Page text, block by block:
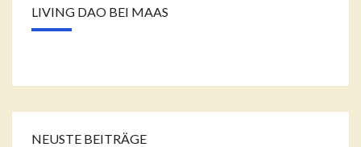
LIVING DAO BEI MAAS
NEUSTE BEITRÄGE